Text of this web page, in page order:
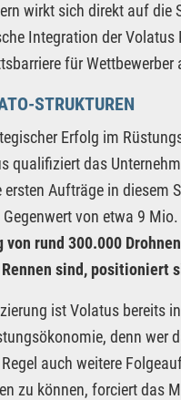
wirkt sich direkt auf die
Integration der
für Wettbewerber
STRUKTUREN
Erfolg im
qualifiziert das
ersten Aufträge in diesem
von etwa 9 Mio.
von rund 300.000
sind, positioniert
ist Volatus bereits
denn wer
auch weitere
zu können, forciert das